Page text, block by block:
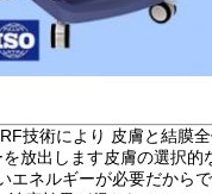
技術により 皮膚と結膜
放出します皮膚の選択
エネルギーが必要だから